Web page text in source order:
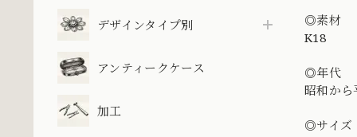
デザインタイプ別
アンティークケース
加工
◎素材
K18
◎年代
昭和から
◎サイズ